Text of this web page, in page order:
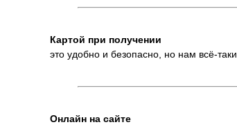
Картой при получении
это удобно и безопасно, но нам всё-
Онлайн на сайте